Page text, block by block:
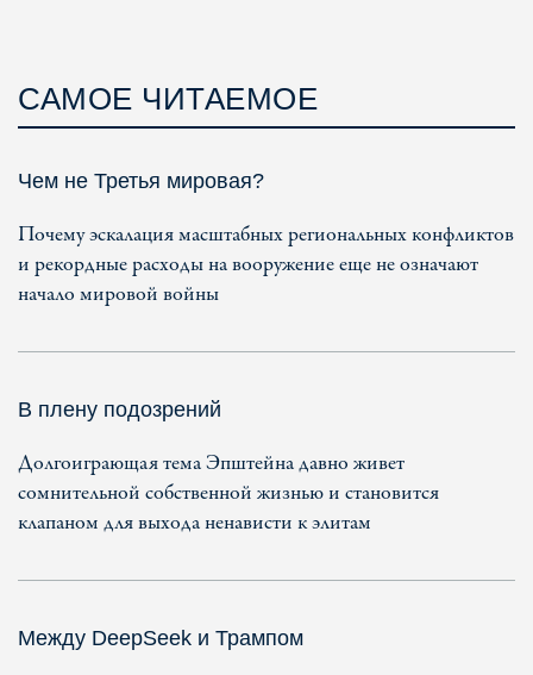
САМОЕ ЧИТАЕМОЕ
Чем не Третья мировая?
Почему эскалация масштабных региональных конфликтов
и рекордные расходы на вооружение еще не означают
начало мировой войны
В плену подозрений
Долгоиграющая тема Эпштейна давно живет
сомнительной собственной жизнью и становится
клапаном для выхода ненависти к элитам
Между DeepSeek и Трампом